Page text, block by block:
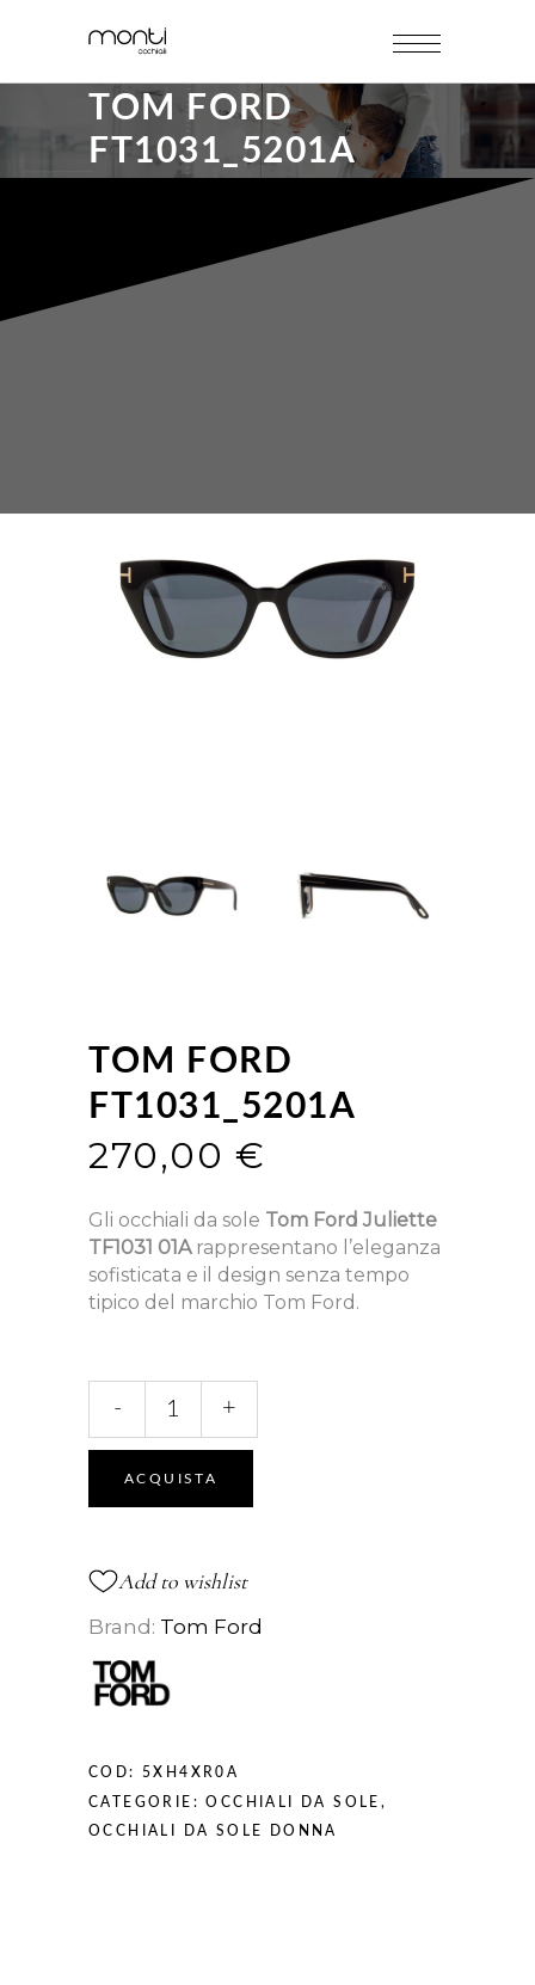
TOM FORD
FT1031_5201A
TOM FORD
FT1031_5201A
270,00 €
Gli occhiali da sole Tom Ford Juliette
TF1031 01Arappresentano l’eleganza
sofisticata e il design senza tempo
tipico del marchio Tom Ford.
quantità
- +
ACQUISTA
Add to wishlist
Brand: Tom Ford
COD: 5XH4XR0A
CATEGORIE:OCCHIALI DA SOLE ,
OCCHIALI DA SOLE DONNA